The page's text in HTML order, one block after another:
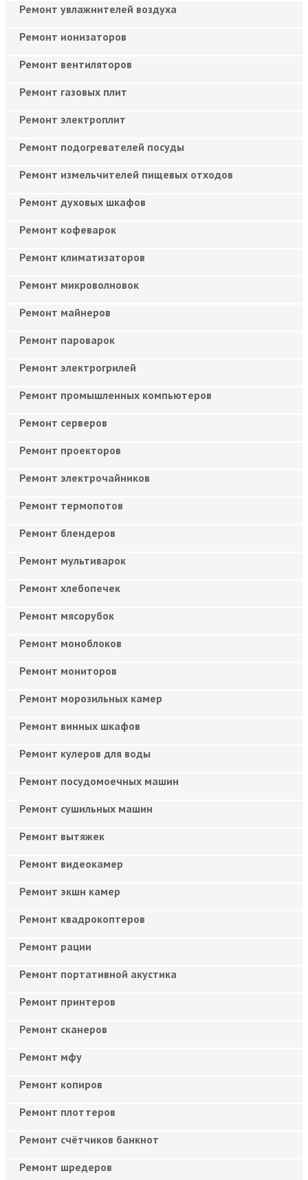
Ремонт увлажнителей воздуха
Ремонт ионизаторов
Ремонт вентиляторов
Ремонт газовых плит
Ремонт электроплит
Ремонт подогревателей посуды
Ремонт измельчителей пищевых отходов
Ремонт духовых шкафов
Ремонт кофеварок
Ремонт климатизаторов
Ремонт микроволновок
Ремонт майнеров
Ремонт пароварок
Ремонт электрогрилей
Ремонт промышленных компьютеров
Ремонт серверов
Ремонт проекторов
Ремонт электрочайников
Ремонт термопотов
Ремонт блендеров
Ремонт мультиварок
Ремонт хлебопечек
Ремонт мясорубок
Ремонт моноблоков
Ремонт мониторов
Ремонт морозильных камер
Ремонт винных шкафов
Ремонт кулеров для воды
Ремонт посудомоечных машин
Ремонт сушильных машин
Ремонт вытяжек
Ремонт видеокамер
Ремонт экшн камер
Ремонт квадрокоптеров
Ремонт рации
Ремонт портативной акустика
Ремонт принтеров
Ремонт сканеров
Ремонт мфу
Ремонт копиров
Ремонт плоттеров
Ремонт счётчиков банкнот
Ремонт шредеров